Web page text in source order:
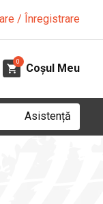
/ Înregistrare
0
Coșul Meu
Asistență